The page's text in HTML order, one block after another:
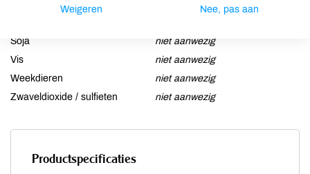
niet aanwezig
Soja
niet aanwezig
Vis
niet aanwezig
Weekdieren
niet aanwezig
Zwaveldioxide / sulfieten
niet aanwezig
Productspecificaties
Weigeren Nee, pas aan